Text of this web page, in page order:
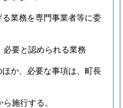
業務を専門事業者等に委
必要と認められる業務
か、必要な事項は、町長
施行する。